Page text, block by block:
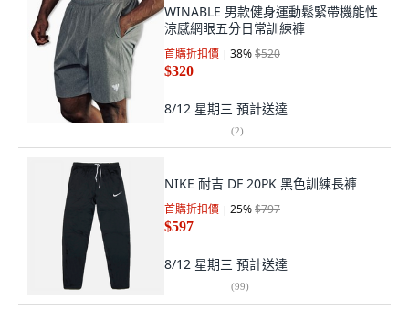
WINABLE 男款健身運動鬆緊帶機能性
涼感網眼五分日常訓練褲
首購折扣價 38%$520
$320
8/12 星期三 預計送達
(2)
NIKE 耐吉 DF 20PK 黑色訓練長褲
首購折扣價 25%$797
$597
8/12 星期三 預計送達
(99)